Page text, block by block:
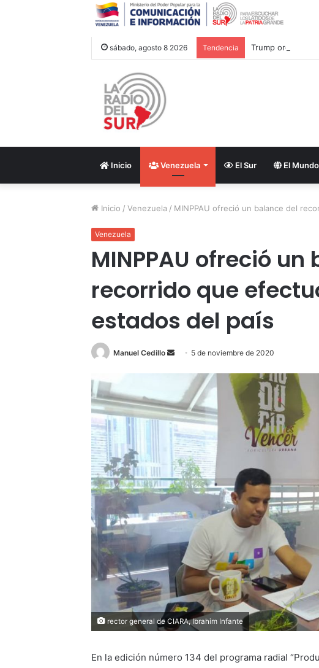
sábado, agosto 8 2026 Tendencia Trump ordena
Inicio Venezuela El Sur El Mundo
Inicio / Venezuela / MINPPAU ofreció un balance del
Venezuela
MINPPAU ofreció
recorrido que
estados del país
Manuel Cedillo
Send
email
5 de noviembre de 2020
rector general de CIARA, Ibrahim Infante
En la edición número 134 del programa radial